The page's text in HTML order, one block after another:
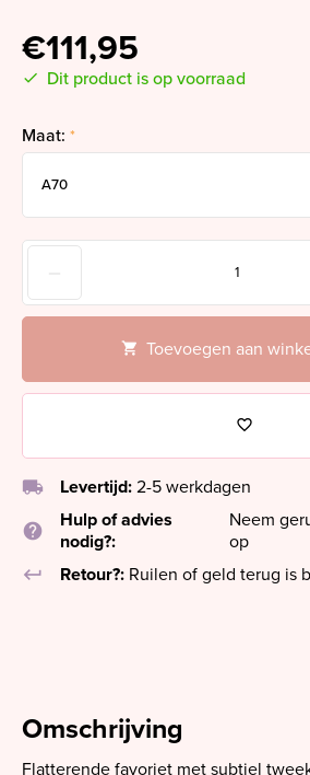
€111,95
Dit product is op voorraad
Maat: *
Toevoegen aan
local_shipping Levertijd: 2-5 werkdagen
help
Hulp of advies
nodig?:
Neem
op
keyboard_return
Retour?: Ruilen of geld terug is
Omschrijving
Flatterende favoriet met subtiel